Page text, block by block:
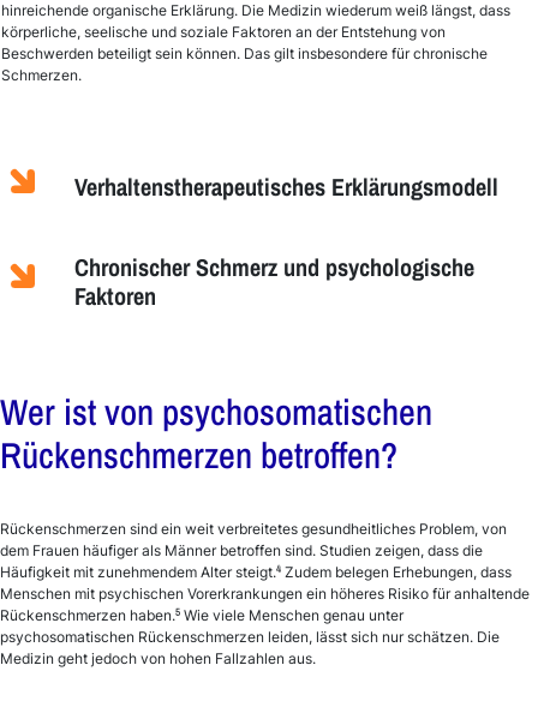
hinreichende organische Erklärung. Die Medizin wiederum weiß längst, dass
körperliche, seelische und soziale Faktoren an der Entstehung von
Beschwerden beteiligt sein können. Das gilt insbesondere für chronische
Schmerzen.
Verhaltenstherapeutisches Erklärungsmodell
Chronischer Schmerz und psychologische
Faktoren
Wer ist von psychosomatischen
Rückenschmerzen betroffen?
Rückenschmerzen sind ein weit verbreitetes gesundheitliches Problem, von
dem Frauen häufiger als Männer betroffen sind. Studien zeigen, dass die
Häufigkeit mit zunehmendem Alter steigt.4 Zudem belegen Erhebungen, dass
Menschen mit psychischen Vorerkrankungen ein höheres Risiko für anhaltende
Rückenschmerzen haben.5 Wie viele Menschen genau unter
psychosomatischen Rückenschmerzen leiden, lässt sich nur schätzen. Die
Medizin geht jedoch von hohen Fallzahlen aus.